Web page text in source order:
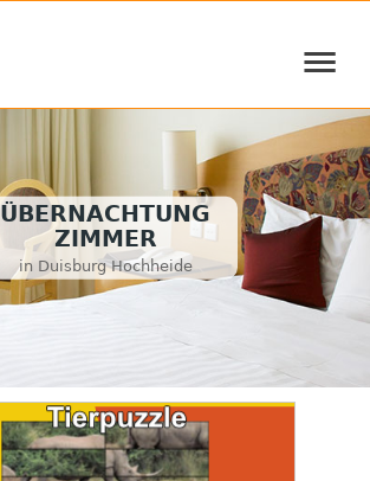
≡
ÜBERNACHTUNG
ZIMMER
in Duisburg Hochheide